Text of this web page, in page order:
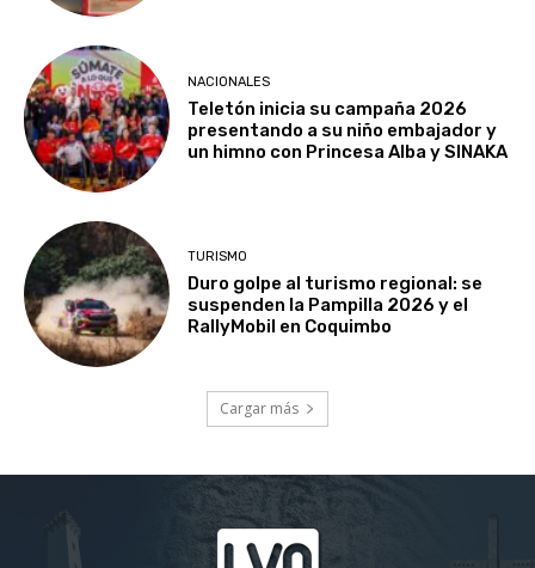
NACIONALES
Teletón inicia su campaña 2026
presentando a su niño embajador y
un himno con Princesa Alba y SINAKA
TURISMO
Duro golpe al turismo regional: se
suspenden la Pampilla 2026 y el
RallyMobil en Coquimbo
Cargar más